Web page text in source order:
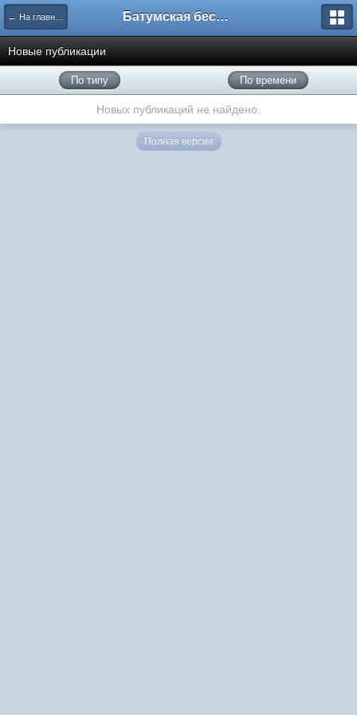
← На главную Батумская беседка
Новые публикации
По типу По времени
Новых публикаций не найдено.
Полная версия